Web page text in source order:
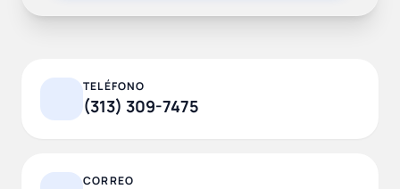
TELÉFONO
(313) 309-7475
CORREO